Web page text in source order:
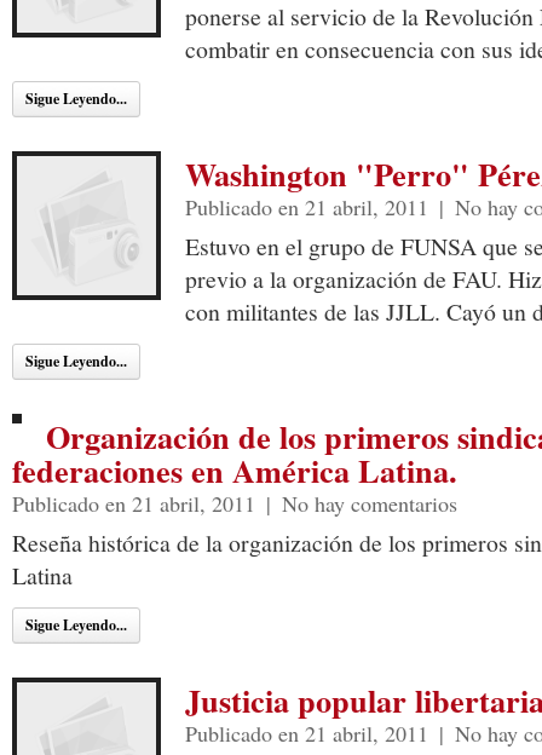
ponerse al servicio de la
combatir en consecuencia con sus
Sigue Leyendo...
Washington "Perro"
Publicado en 21 abril, 2011 | No hay
Estuvo en el grupo de FUNSA que
previo a la organización de FAU.
con militantes de las JJLL. Cayó
Sigue Leyendo...
Organización de los primeros
federaciones en América Latina.
Publicado en 21 abril, 2011 | No hay comentarios
Reseña histórica de la organización de los primeros
Latina
Sigue Leyendo...
Justicia popular
Publicado en 21 abril, 2011 | No hay